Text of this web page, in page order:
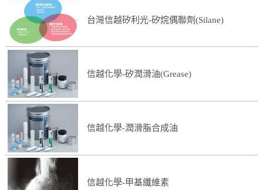
台灣信越矽利光-矽烷偶聯劑(Silane)
信越化學-矽潤滑油(Grease)
信越化學-潤滑脂合成油
信越化學-甲基纖維素